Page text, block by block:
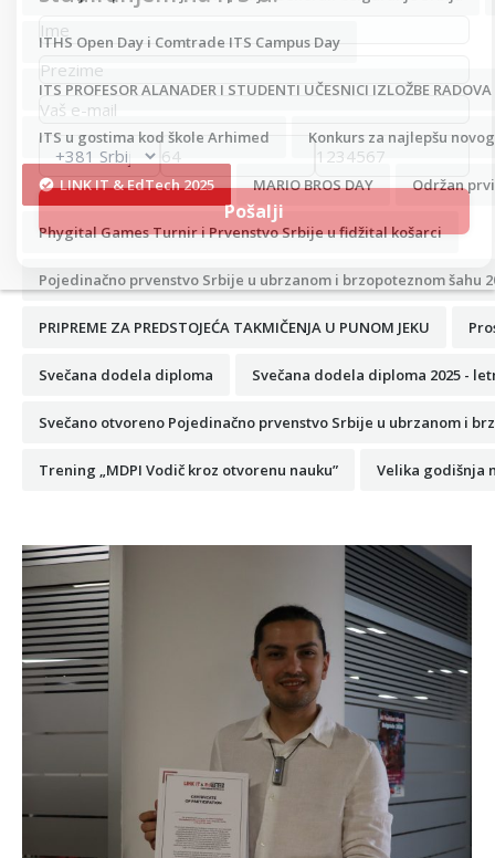
ITHS Open Day i Comtrade ITS Campus Day
ITS PROFESOR ALANADER I STUDENTI UČESNICI IZLOŽBE
ITS u gostima kod škole Arhimed Konkurs za najlepšu
LINK IT & EdTech 2025 MARIO BROS DAY Održan prvi
Phygital Games Turnir i Prvenstvo Srbije u fidžital košarci
Pojedinačno prvenstvo Srbije u ubrzanom i brzopoteznom šahu
PRIPREME ZA PREDSTOJEĆA TAKMIČENJA U PUNOM JEKU
Svečana dodela diploma Svečana dodela diploma 2025 -
Svečano otvoreno Pojedinačno prvenstvo Srbije u ubrzanom i
Trening „MDPI Vodič kroz otvorenu nauku” Velika godišnja